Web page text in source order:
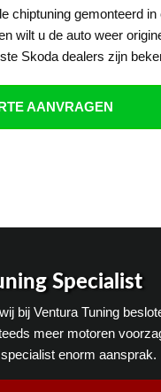
chiptuning gemonteerd
wilt u de auto weer
Skoda dealers zijn
AANVRAGEN
Specialist
bij Ventura Tuning
meer motoren
enorm aansprak.